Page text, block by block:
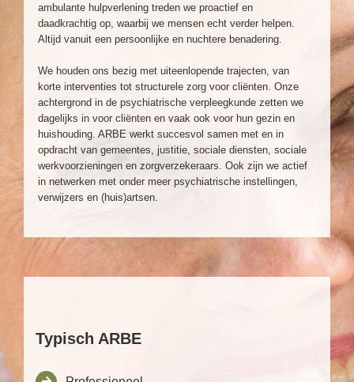
ambulante hulpverlening treden we proactief en
daadkrachtig op, waarbij we mensen echt verder helpen.
Altijd vanuit een persoonlijke en nuchtere benadering.
We houden ons bezig met uiteenlopende trajecten, van
korte interventies tot structurele zorg voor cliënten. Onze
achtergrond in de psychiatrische verpleegkunde zetten we
dagelijks in voor cliënten en vaak ook voor hun gezin en
huishouding. ARBE werkt succesvol samen met en in
opdracht van gemeentes, justitie, sociale diensten, sociale
werkvoorzieningen en zorgverzekeraars. Ook zijn we actief
in netwerken met onder meer psychiatrische instellingen,
verwijzers en (huis)artsen.
Typisch ARBE